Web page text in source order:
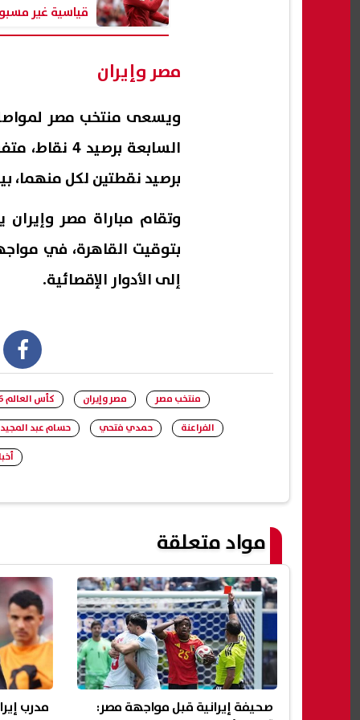
قياسية غير
مباراة البرتغال
مصر وإيران
ويسعى منتخب مصر
السابعة
برصيد نقطتين لكل منهما،
بتوقيت القاهرة، في
إلى الأدوار الإقصائية.
منتخب مصر مصر وإيران كأس العالم 2026
الفراعنة
حمدي فتحي حسام عبد المجيد
مواد متعلقة
صحيفة إيرانية قبل مواجهة مصر:
مدرب